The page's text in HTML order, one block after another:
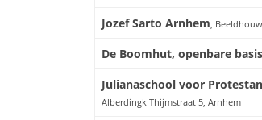
Jozef Sarto Arnhem,
De Boomhut, openbare
Julianaschool voor
Alberdingk Thijmstraat 5, Arnhem